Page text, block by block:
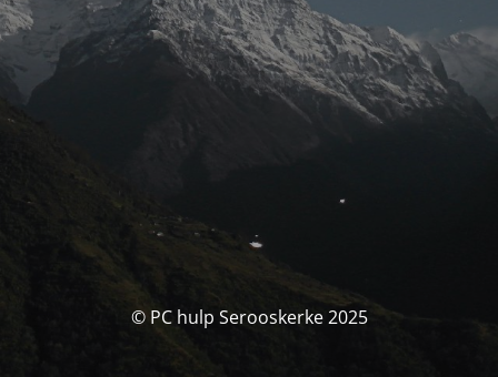
© PC hulp Serooskerke 2025